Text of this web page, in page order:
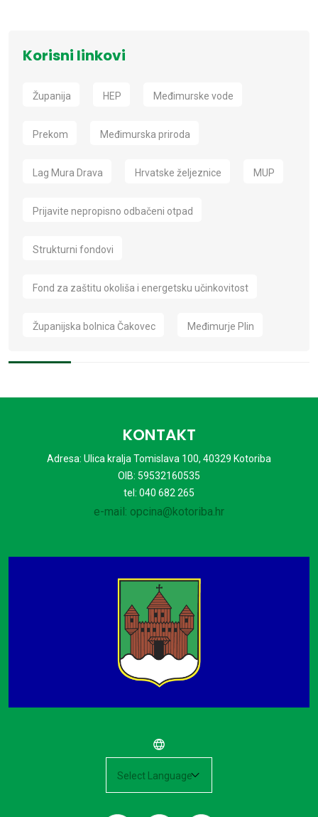
Korisni linkovi
Županija HEP Međimurske vode
Prekom Međimurska priroda
Lag Mura Drava Hrvatske željeznice MUP
Prijavite nepropisno odbačeni otpad
Strukturni fondovi
Fond za zaštitu okoliša i energetsku učinkovitost
Županijska bolnica Čakovec Međimurje Plin
KONTAKT
Adresa: Ulica kralja Tomislava 100, 40329 Kotoriba
OIB: 59532160535
tel: 040 682 265
e-mail: opcina@kotoriba.hr